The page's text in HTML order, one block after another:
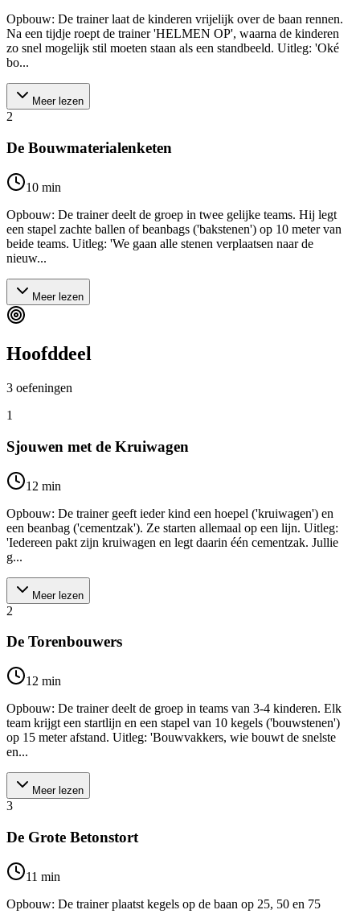
Opbouw: De trainer laat de kinderen vrijelijk over de baan rennen.
Na een tijdje roept de trainer 'HELMEN OP', waarna de kinderen
zo snel mogelijk stil moeten staan als een standbeeld. Uitleg: 'Oké
bo...
Meer lezen
2
De Bouwmaterialenketen
10 min
Opbouw: De trainer deelt de groep in twee gelijke teams. Hij legt
een stapel zachte ballen of beanbags ('bakstenen') op 10 meter van
beide teams. Uitleg: 'We gaan alle stenen verplaatsen naar de
nieuw...
Meer lezen
Hoofddeel
3 oefeningen
1
Sjouwen met de Kruiwagen
12 min
Opbouw: De trainer geeft ieder kind een hoepel ('kruiwagen') en
een beanbag ('cementzak'). Ze starten allemaal op een lijn. Uitleg:
'Iedereen pakt zijn kruiwagen en legt daarin één cementzak. Jullie
g...
Meer lezen
2
De Torenbouwers
12 min
Opbouw: De trainer deelt de groep in teams van 3-4 kinderen. Elk
team krijgt een startlijn en een stapel van 10 kegels ('bouwstenen')
op 15 meter afstand. Uitleg: 'Bouwvakkers, wie bouwt de snelste
en...
Meer lezen
3
De Grote Betonstort
11 min
Opbouw: De trainer plaatst kegels op de baan op 25, 50 en 75